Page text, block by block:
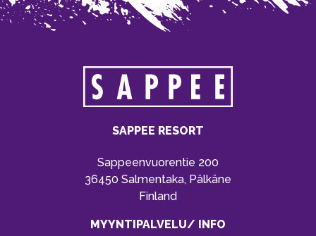
SAPPEE RESORT
Sappeenvuorentie 200
36450 Salmentaka, Pälkäne
Finland
MYYNTIPALVELU/ INFO